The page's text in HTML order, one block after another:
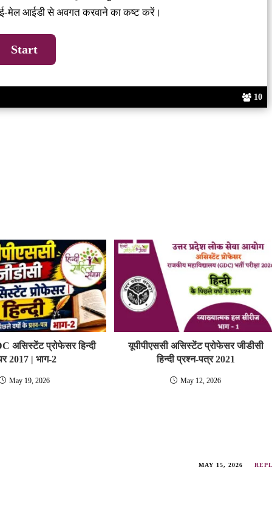
10
ई-मेल आईडी से अवगत करवाने का कष्‍ट करें।
असिस्‍टेंट प्रोफेसर हिन्‍दी
2017 | भाग-2
May 19, 2026
यूपीपीएससी असिस्‍टेंट प्रोफेसर जीडीसी
हिन्‍दी प्रश्‍न-पत्र 2021
May 12, 2026
MAY 15, 2026